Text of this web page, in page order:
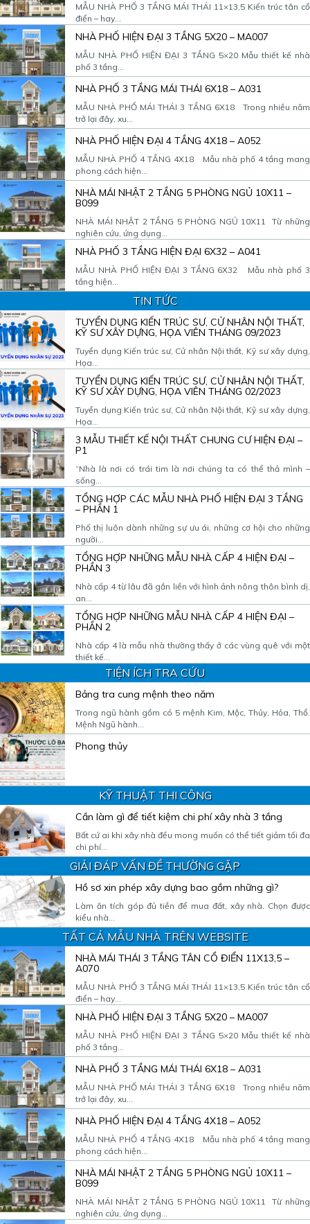
MẪU NHÀ PHỐ 3 TẦNG MÁI THÁI 11×13,5 Kiến trúc tân cổ
điển – hay...
NHÀ PHỐ HIỆN ĐẠI 3 TẦNG 5X20 – MA007
MẪU NHÀ PHỐ HIỆN ĐẠI 3 TẦNG 5×20 Mẫu thiết kế nhà
phố 3 tầng...
NHÀ PHỐ 3 TẦNG MÁI THÁI 6X18 – A031
MẪU NHÀ PHỐ MÁI THÁI 3 TẦNG 6X18 Trong nhiều năm
trở lại đây, xu...
NHÀ PHỐ HIỆN ĐẠI 4 TẦNG 4X18 – A052
MẪU NHÀ PHỐ 4 TẦNG 4X18 Mẫu nhà phố 4 tầng mang
phong cách hiện...
NHÀ MÁI NHẬT 2 TẦNG 5 PHÒNG NGỦ 10X11 –
B099
NHÀ MÁI NHẬT 2 TẦNG 5 PHÒNG NGỦ 10X11 Từ những
nghiên cứu, ứng dụng...
NHÀ PHỐ 3 TẦNG HIỆN ĐẠI 6X32 – A041
MẪU NHÀ PHỐ HIỆN ĐẠI 3 TẦNG 6X32 Mẫu nhà phố 3
tầng hiện...
TIN TỨC
TUYỂN DỤNG KIẾN TRÚC SƯ, CỬ NHÂN NỘI THẤT,
KỸ SƯ XÂY DỰNG, HỌA VIÊN THÁNG 09/2023
Tuyển dụng Kiến trúc sư, Cử nhân Nội thất, Kỹ sư xây dựng,
Họa...
TUYỂN DỤNG KIẾN TRÚC SƯ, CỬ NHÂN NỘI THẤT,
KỸ SƯ XÂY DỰNG, HỌA VIÊN THÁNG 02/2023
Tuyển dụng Kiến trúc sư, Cử nhân Nội thất, Kỹ sư xây dựng,
Họa...
3 MẪU THIẾT KẾ NỘI THẤT CHUNG CƯ HIỆN ĐẠI –
P1
“Nhà là nơi có trái tim là nơi chúng ta có thể thả mình –
sống...
TỔNG HỢP CÁC MẪU NHÀ PHỐ HIỆN ĐẠI 3 TẦNG
– PHẦN 1
Phố thị luôn dành những sự ưu ái, những cơ hội cho những
người...
TỔNG HỢP NHỮNG MẪU NHÀ CẤP 4 HIỆN ĐẠI –
PHẦN 3
Nhà cấp 4 từ lâu đã gắn liền với hình ảnh nông thôn bình dị,
an...
TỔNG HỢP NHỮNG MẪU NHÀ CẤP 4 HIỆN ĐẠI –
PHẦN 2
Nhà cấp 4 là mẫu nhà thường thấy ở các vùng quê với một
thiết kế...
TIỆN ÍCH TRA CỨU
Bảng tra cung mệnh theo năm
Trong ngũ hành gồm có 5 mệnh Kim, Mộc, Thủy, Hỏa, Thổ.
Mệnh Ngũ hành...
Phong thủy
KỸ THUẬT THI CÔNG
Cần làm gì để tiết kiệm chi phí xây nhà 3 tầng
Bất cứ ai khi xây nhà đều mong muốn có thể tiết giảm tối đa
chi phí...
GIẢI ĐÁP VẤN ĐỀ THƯỜNG GẶP
Hồ sơ xin phép xây dựng bao gồm những gì?
Làm ăn tích góp đủ tiền để mua đất, xây nhà. Chọn được
kiểu nhà...
TẤT CẢ MẪU NHÀ TRÊN WEBSITE
NHÀ MÁI THÁI 3 TẦNG TÂN CỔ ĐIỂN 11X13,5 –
A070
MẪU NHÀ PHỐ 3 TẦNG MÁI THÁI 11×13,5 Kiến trúc tân cổ
điển – hay...
NHÀ PHỐ HIỆN ĐẠI 3 TẦNG 5X20 – MA007
MẪU NHÀ PHỐ HIỆN ĐẠI 3 TẦNG 5×20 Mẫu thiết kế nhà
phố 3 tầng...
NHÀ PHỐ 3 TẦNG MÁI THÁI 6X18 – A031
MẪU NHÀ PHỐ MÁI THÁI 3 TẦNG 6X18 Trong nhiều năm
trở lại đây, xu...
NHÀ PHỐ HIỆN ĐẠI 4 TẦNG 4X18 – A052
MẪU NHÀ PHỐ 4 TẦNG 4X18 Mẫu nhà phố 4 tầng mang
phong cách hiện...
NHÀ MÁI NHẬT 2 TẦNG 5 PHÒNG NGỦ 10X11 –
B099
NHÀ MÁI NHẬT 2 TẦNG 5 PHÒNG NGỦ 10X11 Từ những
nghiên cứu, ứng dụng...